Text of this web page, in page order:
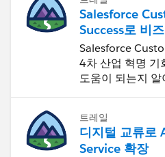
Salesforce
Success로 비
신하기
Salesforce
4차 산업 혁명 기
도움이 되는지 알
트레일
디지털 교류로
Service 확장